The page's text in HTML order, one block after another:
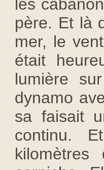
les
père. Et là
mer, le
était
lumière
dynamo
sa faisait
continu.